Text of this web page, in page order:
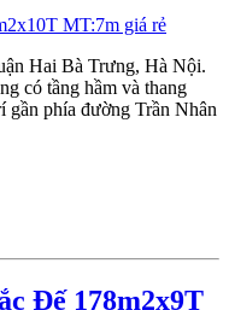
Hai Bà Trưng, Hà Nội.
có tầng hầm và thang
phía đường Trần Nhân
Đế 178m2x9T